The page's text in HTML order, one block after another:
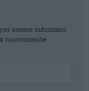
essere informato
nuovamente